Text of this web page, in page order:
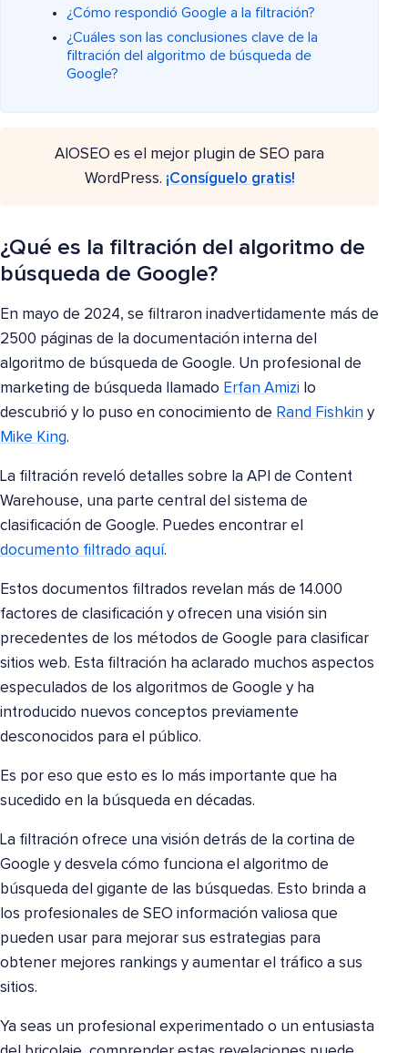
¿Cómo respondió Google a la filtración?
¿Cuáles son las conclusiones clave de la
filtración del algoritmo de búsqueda de
Google?
AIOSEO es el mejor plugin de SEO para
WordPress. ¡Consíguelo gratis!
¿Qué es la filtración del algoritmo de
búsqueda de Google?
En mayo de 2024, se filtraron inadvertidamente más de
2500 páginas de la documentación interna del
algoritmo de búsqueda de Google. Un profesional de
marketing de búsqueda llamado Erfan Amizi lo
descubrió y lo puso en conocimiento de Rand Fishkin y
Mike King.
La filtración reveló detalles sobre la API de Content
Warehouse, una parte central del sistema de
clasificación de Google. Puedes encontrar el
documento filtrado aquí.
Estos documentos filtrados revelan más de 14.000
factores de clasificación y ofrecen una visión sin
precedentes de los métodos de Google para clasificar
sitios web. Esta filtración ha aclarado muchos aspectos
especulados de los algoritmos de Google y ha
introducido nuevos conceptos previamente
desconocidos para el público.
Es por eso que esto es lo más importante que ha
sucedido en la búsqueda en décadas.
La filtración ofrece una visión detrás de la cortina de
Google y desvela cómo funciona el algoritmo de
búsqueda del gigante de las búsquedas. Esto brinda a
los profesionales de SEO información valiosa que
pueden usar para mejorar sus estrategias para
obtener mejores rankings y aumentar el tráfico a sus
sitios.
Ya seas un profesional experimentado o un entusiasta